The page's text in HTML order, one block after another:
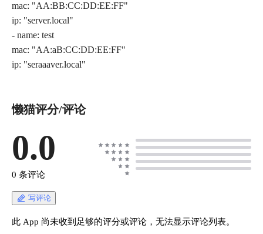
mac: "AA:BB:CC:DD:EE:FF"
ip: "server.local"
- name: test
mac: "AA:aB:CC:DD:EE:FF"
ip: "seraaaver.local"
懒猫评分/评论
0.0
0 条评论
写评论
此 App 尚未收到足够的评分或评论，无法显示评论列表。